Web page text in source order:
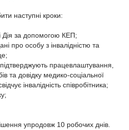
наступні кроки:
Дія за допомогою КЕП;
про особу з інвалідністю та
підтверджують працевлаштування,
та довідку медико-соціальної
інвалідність співробітника;
упродовж 10 робочих днів.